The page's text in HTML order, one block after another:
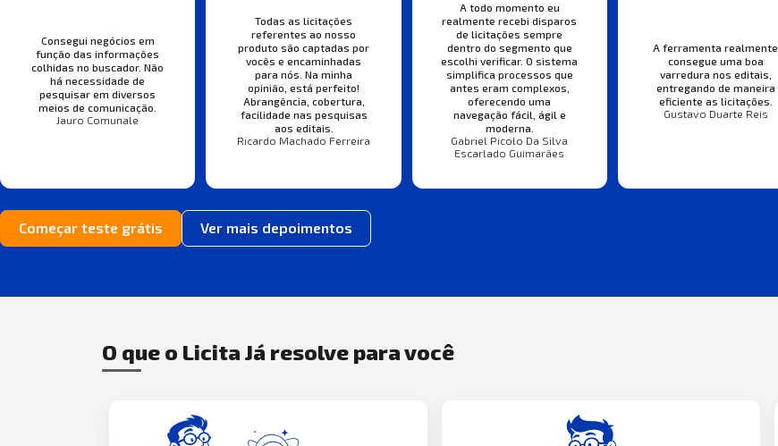
Consegui negócios em
função das informações
colhidas no buscador. Não
há necessidade de
pesquisar em diversos
meios de comunicação.
Jauro Comunale
Todas as licitações
referentes ao nosso
produto são captadas por
vocês e encaminhadas
para nós. Na minha
opinião, está perfeito!
Abrangência, cobertura,
facilidade nas pesquisas
aos editais.
Ricardo Machado Ferreira
A todo momento eu
realmente recebi disparos
de licitações sempre
dentro do segmento que
escolhi verificar. O sistema
simplifica processos que
antes eram complexos,
oferecendo uma
navegação fácil, ágil e
moderna.
Gabriel Picolo Da Silva
Escarlado Guimarães
A ferramenta realmente
consegue uma boa
varredura nos editais,
entregando de maneira
eficiente as licitações.
Gustavo Duarte Reis
Começar teste grátis Ver mais depoimentos
O que o Licita Já resolve para você